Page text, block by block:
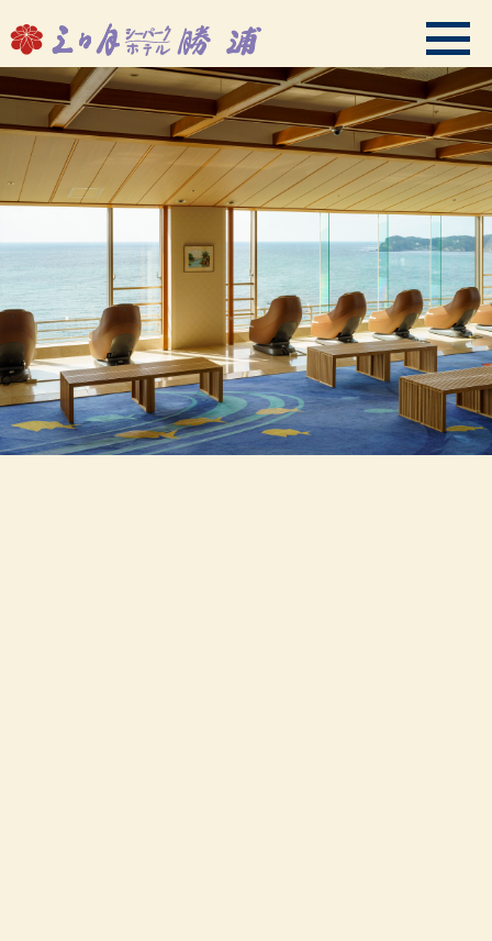
会員ログイン
HMIプレミアムクラブご案内
TOPページ
温泉・スパ
客室
お料理